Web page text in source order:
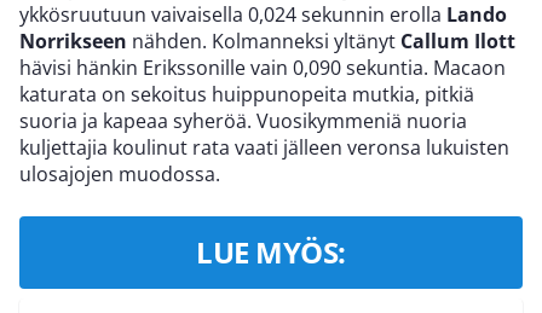
ykkösruutuun vaivaisella 0,024 sekunnin erolla Lando
Norrikseen nähden. Kolmanneksi yltänyt Callum Ilott
hävisi hänkin Erikssonille vain 0,090 sekuntia. Macaon
katurata on sekoitus huippunopeita mutkia, pitkiä
suoria ja kapeaa syheröä. Vuosikymmeniä nuoria
kuljettajia koulinut rata vaati jälleen veronsa lukuisten
ulosajojen muodossa.
LUE MYÖS: